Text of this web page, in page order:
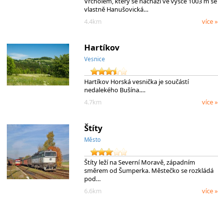
vlastně Hanušovická…
4.4km
více »
Hartíkov
Vesnice
Hartíkov Horská vesnička je součástí
nedalekého Bušína.…
4.7km
více »
Štíty
Město
Štíty leží na Severní Moravě, západním
směrem od Šumperka. Městečko se rozkládá
pod…
6.6km
více »